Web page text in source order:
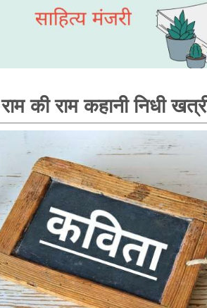
राम की राम कहानी निधी